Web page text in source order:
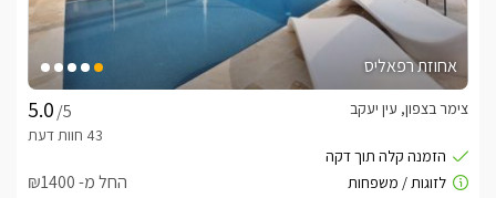
אחוזת רפאליס
/5
צימר בצפון, עין יעקב
החל מ- ₪1400